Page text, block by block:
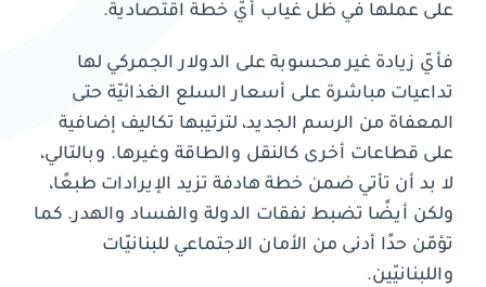
على عملها في ظل غياب أيّ خطة اقتصادية.
فأيّ زيادة غير محسوبة على الدولار الجمركي لها
تداعيات مباشرة على أسعار السلع الغذائيّة حتى
المعفاة من الرسم الجديد، لترتيبها تكاليف إضافية
على قطاعات أخرى كالنقل والطاقة وغيرها. وبالتالي،
لا بد أن تأتي ضمن خطة هادفة تزيد الإيرادات طبعًا،
ولكن أيضًا تضبط نفقات الدولة والفساد والهدر. كما
تؤمّن حدًا أدنى من الأمان الاجتماعي للبنانيّات
واللبنانيّين.